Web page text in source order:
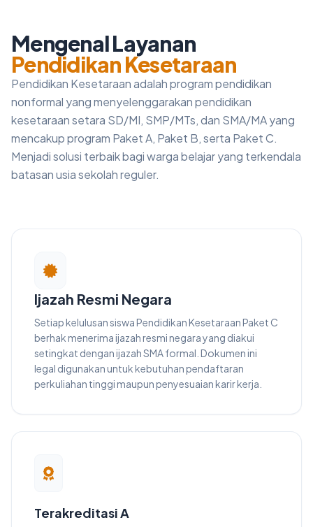
Mengenal Layanan
Pendidikan Kesetaraan
Pendidikan Kesetaraan adalah program pendidikan
nonformal yang menyelenggarakan pendidikan
kesetaraan setara SD/MI, SMP/MTs, dan SMA/MA yang
mencakup program Paket A, Paket B, serta Paket C.
Menjadi solusi terbaik bagi warga belajar yang terkendala
batasan usia sekolah reguler.
Ijazah Resmi Negara
Setiap kelulusan siswa Pendidikan Kesetaraan Paket C
berhak menerima ijazah resmi negara yang diakui
setingkat dengan ijazah SMA formal. Dokumen ini
legal digunakan untuk kebutuhan pendaftaran
perkuliahan tinggi maupun penyesuaian karir kerja.
Terakreditasi A